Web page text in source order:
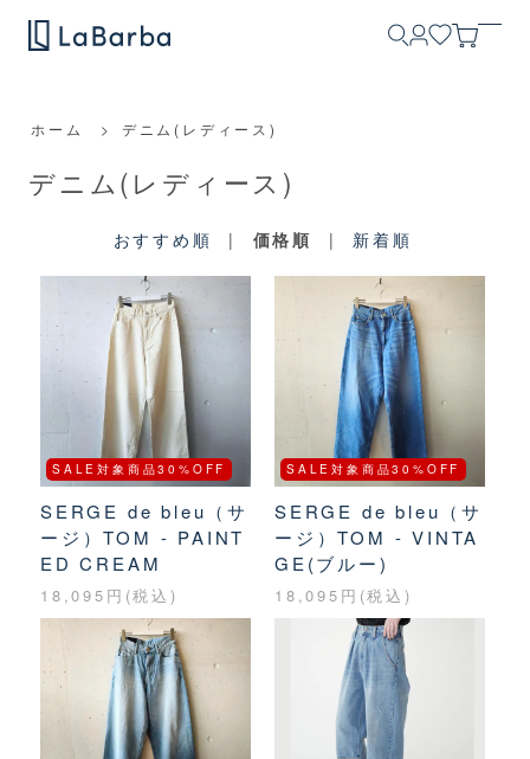
ホーム > デニム(レディース)
デニム(レディース)
おすすめ順 | 価格順 | 新着順
SALE対象商品30%OFF
SERGE de bleu（サ
ージ）TOM - PAINT
ED CREAM
18,095円(税込)
SALE対象商品30%OFF
SERGE de bleu（サ
ージ）TOM - VINTA
GE(ブルー)
18,095円(税込)